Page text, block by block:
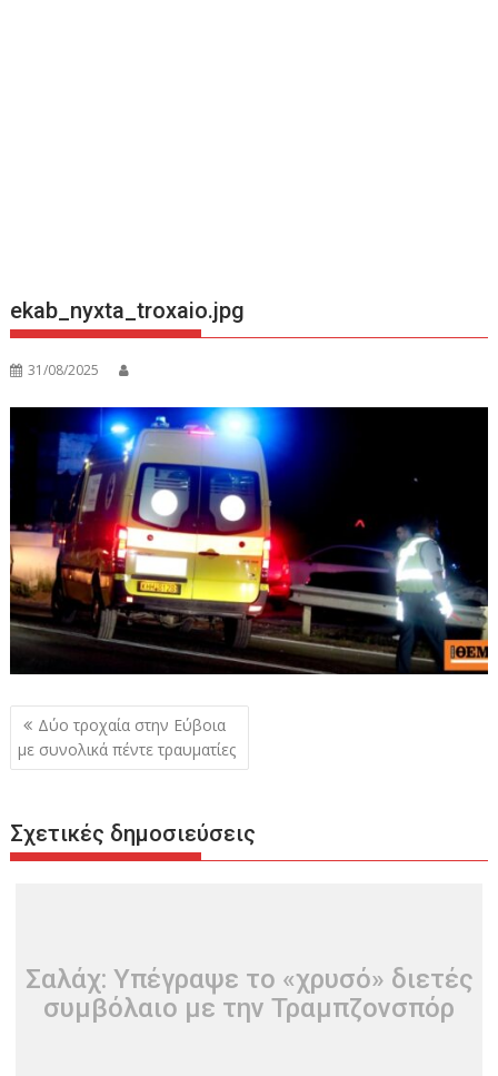
ekab_nyxta_troxaio.jpg
31/08/2025
Πλοήγηση
άρθρων
Δύο τροχαία στην Εύβοια
με συνολικά πέντε τραυματίες
Σχετικές δημοσιεύσεις
Σαλάχ: Υπέγραψε το «χρυσό» διετές
συμβόλαιο με την Τραμπζονσπόρ